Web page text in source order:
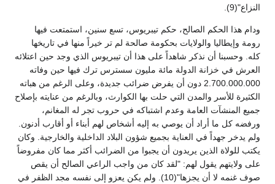
النزاع"(9).
ودام هذا الحكم الصالح، حكم تيبريوس، تسع سنين، استمتعت فيها
رومة وإيطاليا والولايات بحكومة صالحة لم تر خيراً منها في تاريخها
كله. وحسبنا أن نذكر شاهداً على هذا أن تيبريوس الذي وجد حين اعتلائه
العرش في خزانة الدولة مائة مليون سسترس ترك فيها حين وفاته
2.700.000.000 دون أن يفرض ضرائب جديدة، وعلى الرغم من هباته
الكثيرة للأسر والمدن التي حلت بها الكوارث، وبالرغم من عنايته بإصلاح
جميع المنشآت العامة وعدم اشتباكه في حروب تجر له المغانم،
ورفضه كل ما أراد أن يوصي به إليه أشخاص لهم أبناء أو أقارب أدنون.
ولم يدخر جهداً في العناية بجميع شؤون البلاد الداخلية والخارجية. وكان
يكتب للولاة الذين يريدون أن يجبوا من الضرائب أكثر مما كان مفروضاً
على ولايتهم يقول لهم: "لقد كان من واجب الراعي الصالح أن يقص
صوف غنمه لا أن يجزها"(10). ولم يكن يعزو إلى نفسه مجد الظفر في